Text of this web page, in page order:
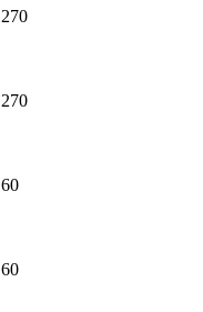
270
270
60
60